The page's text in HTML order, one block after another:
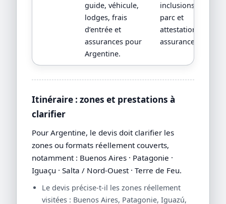
guide, véhicule,
lodges, frais
d’entrée et
assurances pour
Argentine.
inclusions
parc et
attestation
assurance.
Itinéraire : zones et prestations à
clarifier
Pour Argentine, le devis doit clarifier les
zones ou formats réellement couverts,
notamment : Buenos Aires · Patagonie ·
Iguaçu · Salta / Nord-Ouest · Terre de Feu.
Le devis précise-t-il les zones réellement
visitées : Buenos Aires, Patagonie, Iguazú,